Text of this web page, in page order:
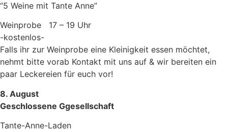
“5 Weine mit Tante Anne”
Weinprobe 17 – 19 Uhr
-kostenlos-
Falls ihr zur Weinprobe eine Kleinigkeit essen möchtet,
nehmt bitte vorab Kontakt mit uns auf & wir bereiten ein
paar Leckereien für euch vor!
8. August
Geschlossene Ggesellschaft
Tante-Anne-Laden